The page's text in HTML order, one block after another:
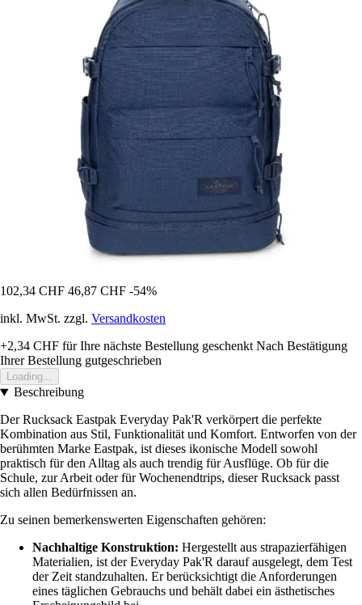
102,34 CHF 46,87 CHF -54%
inkl. MwSt. zzgl. Versandkosten
+2,34 CHF für Ihre nächste Bestellung geschenkt Nach Bestätigung
Ihrer Bestellung gutgeschrieben
Loading...
Beschreibung
Der Rucksack Eastpak Everyday Pak'R verkörpert die perfekte
Kombination aus Stil, Funktionalität und Komfort. Entworfen von der
berühmten Marke Eastpak, ist dieses ikonische Modell sowohl
praktisch für den Alltag als auch trendig für Ausflüge. Ob für die
Schule, zur Arbeit oder für Wochenendtrips, dieser Rucksack passt
sich allen Bedürfnissen an.
Zu seinen bemerkenswerten Eigenschaften gehören:
Nachhaltige Konstruktion: Hergestellt aus strapazierfähigen
Materialien, ist der Everyday Pak'R darauf ausgelegt, dem Test
der Zeit standzuhalten. Er berücksichtigt die Anforderungen
eines täglichen Gebrauchs und behält dabei ein ästhetisches